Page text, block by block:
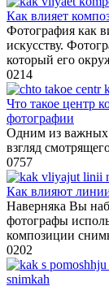
Как влияет
Фотография как
искусству.
который его
0214
Что такое центр
фотографии
Одним из важных
взгляд
0757
Как влияют
Наверняка Вы
фотографы
композиции
0202